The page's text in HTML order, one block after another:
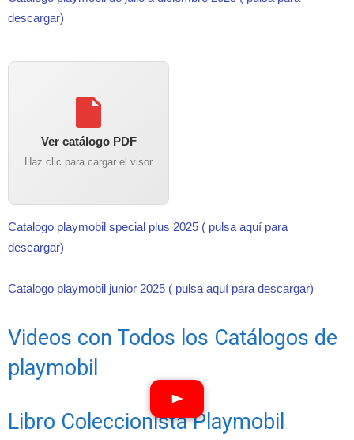
descargar)
Ver catálogo PDF
Haz clic para cargar el visor
Catalogo playmobil special plus 2025 ( pulsa aquí para
descargar)
Catalogo playmobil junior 2025 ( pulsa aquí para descargar)
Videos con Todos los Catálogos de
playmobil
Libro Coleccionista Playmobil